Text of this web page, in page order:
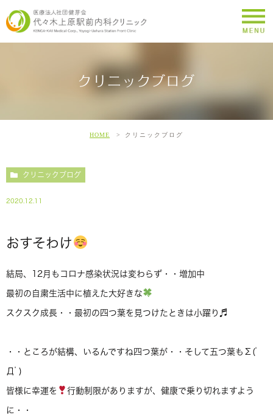
クリニックブログ
HOME クリニックブログ
クリニックブログ
2020.12.11
おすそわけ
結局、12月もコロナ感染状況は変わらず・・増加中
最初の自粛生活中に植えた大好きな
スクスク成長・・最初の四つ葉を見つけたときは小躍り♬
・・ところが結構、いるんですね四つ葉が・・そして五つ葉もΣ(ﾟ
Дﾟ)
皆様に幸運を 行動制限がありますが、健康で乗り切れますよう
に・・